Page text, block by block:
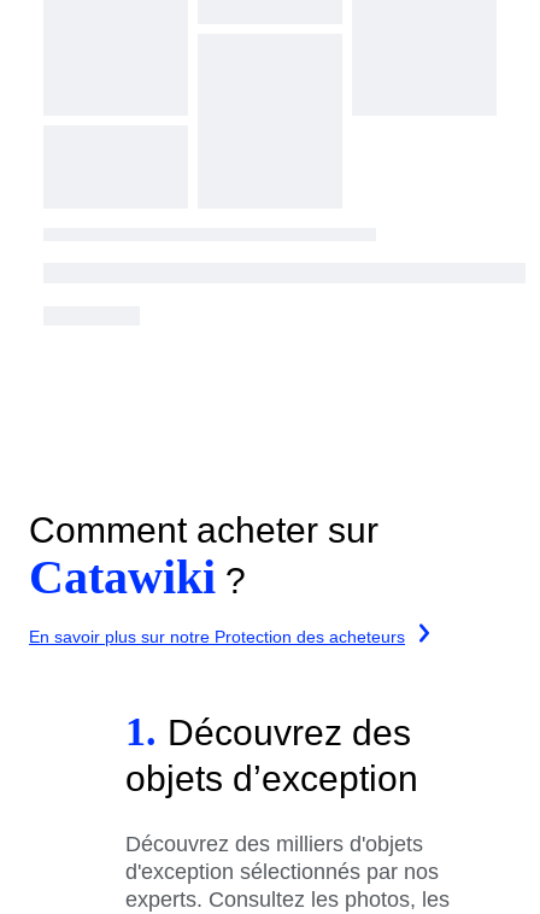
Comment acheter sur
Catawiki ?
En savoir plus sur notre Protection des acheteurs
1. Découvrez des
objets d’exception
Découvrez des milliers d'objets
d'exception sélectionnés par nos
experts. Consultez les photos, les